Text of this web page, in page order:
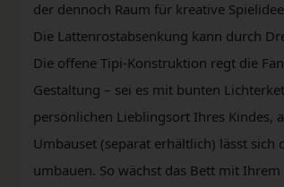
der dennoch Raum für kreative
Die Lattenrostabsenkung kann durch
Die offene Tipi-Konstruktion regt die
Gestaltung – sei es mit bunten
persönlichen Lieblingsort Ihres Kindes,
Umbauset (separat erhältlich) lässt
umbauen. So wächst das Bett mit